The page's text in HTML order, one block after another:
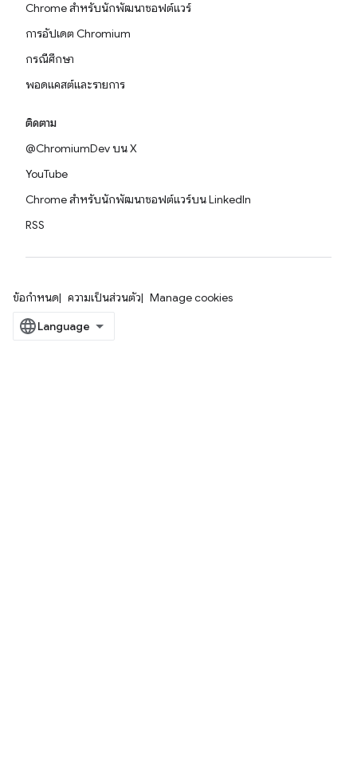
Chrome สำหรับนักพัฒนาซอฟต์แวร์
การอัปเดต Chromium
กรณีศึกษา
พอดแคสต์และรายการ
ติดตาม
@ChromiumDev บน X
YouTube
Chrome สำหรับนักพัฒนาซอฟต์แวร์บน LinkedIn
RSS
ข้อกำหนด ความเป็นส่วนตัว Manage cookies